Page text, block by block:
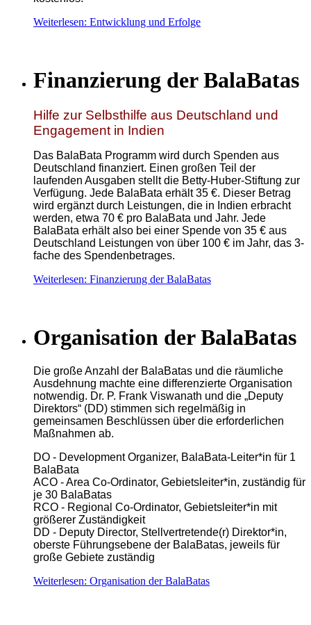
Weiterlesen: Entwicklung und Erfolge
Finanzierung der BalaBatas
Hilfe zur Selbsthilfe aus Deutschland und
Engagement in Indien
Das BalaBata Programm wird durch Spenden aus
Deutschland finanziert. Einen großen Teil der
laufenden Ausgaben stellt die Betty-Huber-Stiftung zur
Verfügung. Jede BalaBata erhält 35 €. Dieser Betrag
wird ergänzt durch Leistungen, die in Indien erbracht
werden, etwa 70 € pro BalaBata und Jahr. Jede
BalaBata erhält also bei einer Spende von 35 € aus
Deutschland Leistungen von über 100 € im Jahr, das 3-
fache des Spendenbetrages.
Weiterlesen: Finanzierung der BalaBatas
Organisation der BalaBatas
Die große Anzahl der BalaBatas und die räumliche
Ausdehnung machte eine differenzierte Organisation
notwendig. Dr. P. Frank Viswanath und die „Deputy
Direktors“ (DD) stimmen sich regelmäßig in
gemeinsamen Beschlüssen über die erforderlichen
Maßnahmen ab.
DO - Development Organizer, BalaBata-Leiter*in für 1
BalaBata
ACO - Area Co-Ordinator, Gebietsleiter*in, zuständig für
je 30 BalaBatas
RCO - Regional Co-Ordinator, Gebietsleiter*in mit
größerer Zuständigkeit
DD - Deputy Director, Stellvertretende(r) Direktor*in,
oberste Führungsebene der BalaBatas, jeweils für
große Gebiete zuständig
Weiterlesen: Organisation der BalaBatas